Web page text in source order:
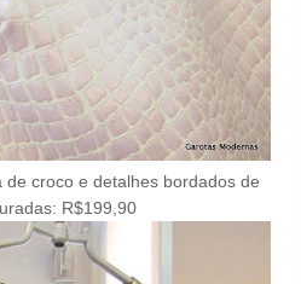
croco e detalhes bordados de
R$199,90